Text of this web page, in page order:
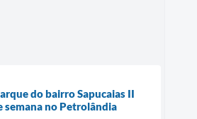
do bairro Sapucaias II
semana no Petrolândia